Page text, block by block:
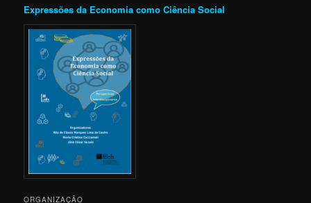
Expressões da Economia como Ciência Social
ORGANIZAÇÃO